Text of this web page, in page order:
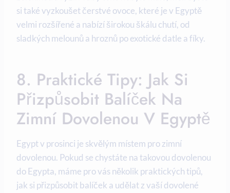
si také vyzkoušet čerstvé ovoce, které je v Egyptě
velmi rozšířené a nabízí širokou škálu chutí, od
sladkých melounů a hroznů po exotické datle a fíky.
8. Praktické Tipy: Jak Si
Přizpůsobit Balíček Na
Zimní Dovolenou V Egyptě
Egypt v prosinci je skvělým místem pro zimní
dovolenou. Pokud se chystáte na takovou dovolenou
do Egypta, máme pro vás několik praktických tipů,
jak si přizpůsobit balíček a udělat z vaší dovolené